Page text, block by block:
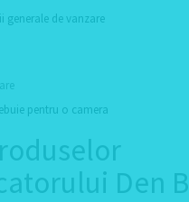
generale de vanzare
pentru o camera
Den